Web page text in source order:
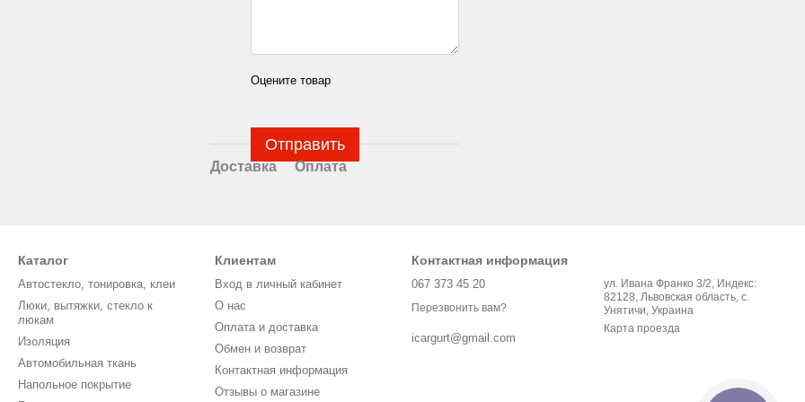
Оцените товар
Отправить
Доставка Оплата
Каталог
Автостекло, тонировка, клеи
Люки, вытяжки, стекло к
люкам
Изоляция
Автомобильная ткань
Напольное покрытие
Клиентам
Вход в личный кабинет
О нас
Оплата и доставка
Обмен и возврат
Контактная информация
Отзывы о магазине
Контактная информация
067 373 45 20
Перезвонить вам?
icargurt@gmail.com
ул. Ивана Франко 3/2, Индекс:
82128, Львовская область, с.
Унятичи, Украина
Карта проезда